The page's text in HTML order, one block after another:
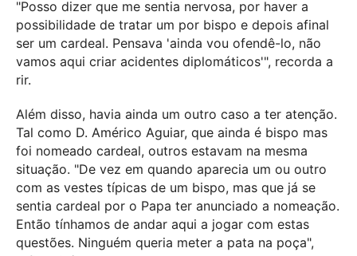
"Posso dizer que me sentia nervosa, por haver a
possibilidade de tratar um por bispo e depois afinal
ser um cardeal. Pensava 'ainda vou ofendê-lo, não
vamos aqui criar acidentes diplomáticos'", recorda a
rir.
Além disso, havia ainda um outro caso a ter atenção.
Tal como D. Américo Aguiar, que ainda é bispo mas
foi nomeado cardeal, outros estavam na mesma
situação. "De vez em quando aparecia um ou outro
com as vestes típicas de um bispo, mas que já se
sentia cardeal por o Papa ter anunciado a nomeação.
Então tínhamos de andar aqui a jogar com estas
questões. Ninguém queria meter a pata na poça",